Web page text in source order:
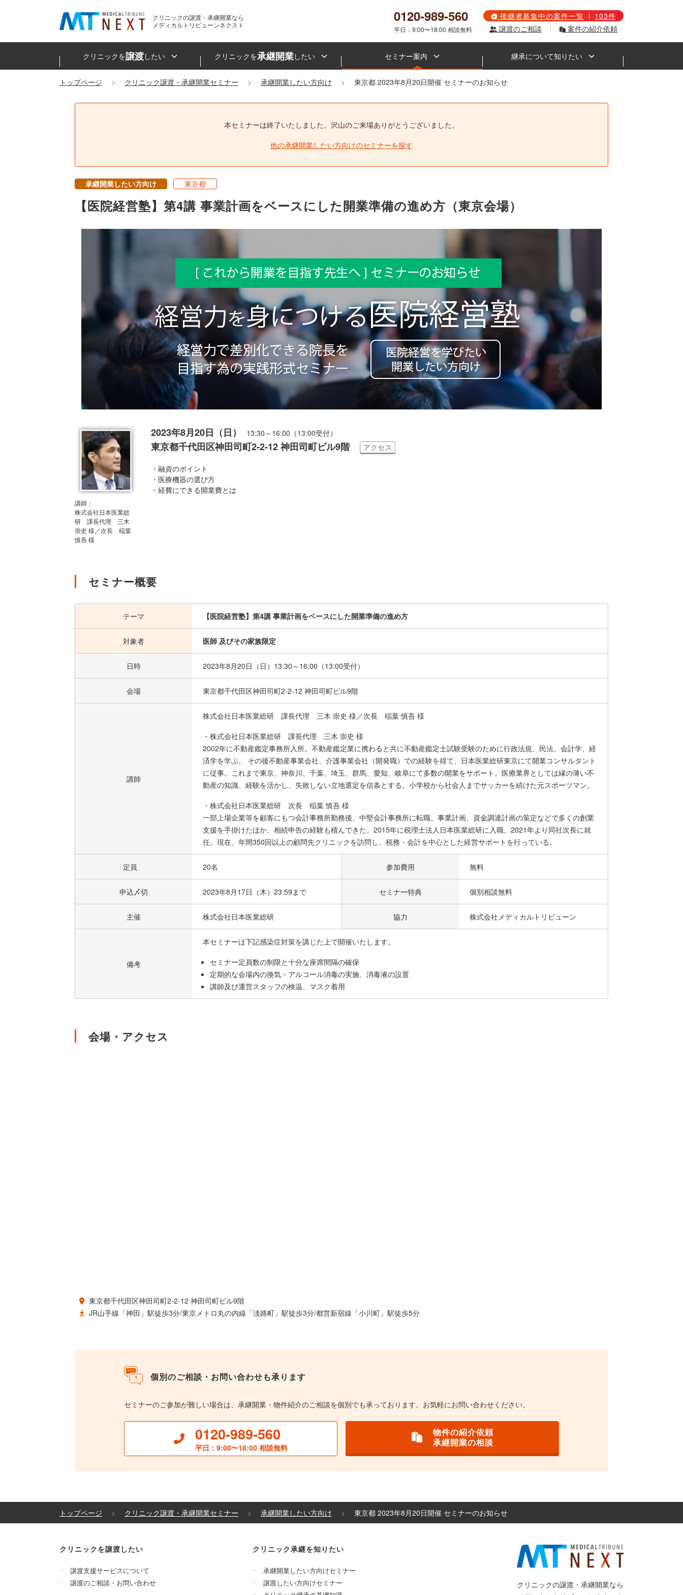
クリニックの譲渡・承継開業なら
メディカルトリビューンネクスト
0120-989-560
平日：9:00〜18:00 相談無料
後継者募集中の案件一覧
103件
譲渡のご相談
案件の紹介依頼
クリニックを譲渡したい クリニックを承継開業したい セミナー案内 継承について知りたい
トップページ クリニック譲渡・承継開業セミナー 承継開業したい方向け 東京都 2023年8月20日開催 セミナーのお知らせ
本セミナーは終了いたしました。 沢山のご来場ありがとうございました。
他の承継開業したい方向けのセミナーを探す
承継開業したい方向け 東京都
【医院経営塾】第4講 事業計画をベースにした開業準備の進め方（東京会場）
講師：
株式会社日本医業総
研 課長代理 三木
崇史 様／次長 稲葉
慎吾 様
2023年8月20日（日） 13:30～16:00（13:00受付）
東京都千代田区神田司町2-2-12 神田司町ビル9階 アクセス
・融資のポイント
・医療機器の選び方
・経費にできる開業費とは
セミナー概要
テーマ 【医院経営塾】第4講 事業計画をベースにした開業準備の進め方
対象者 医師 及びその家族限定
日時 2023年8月20日（日） 13:30～16:00（13:00受付）
会場 東京都千代田区神田司町2-2-12 神田司町ビル9階
講師
株式会社日本医業総研 課長代理 三木 崇史 様／次長 稲葉 慎吾 様
・株式会社日本医業総研 課長代理 三木 崇史 様
2002年に不動産鑑定事務所入所。不動産鑑定業に携わると共に不動産鑑定士試験受験のために行政法規、民法、会計学、経
済学を学ぶ。 その後不動産事業会社、介護事業会社（開発職）での経験を得て、日本医業総研東京にて開業コンサルタント
に従事。これまで東京、神奈川、千葉、埼玉、群馬、愛知、岐阜にて多数の開業をサポート。医療業界としては縁の薄い不
動産の知識、経験を活かし、失敗しない立地選定を信条とする。小学校から社会人までサッカーを続けた元スポーツマン。
・株式会社日本医業総研 次長 稲葉 慎吾 様
一部上場企業等を顧客にもつ会計事務所勤務後、中堅会計事務所に転職。事業計画、資金調達計画の策定などで多くの創業
支援を手掛けたほか、相続申告の経験も積んできた。2015年に税理士法人日本医業総研に入職。2021年より同社次長に就
任。現在、年間350回以上の顧問先クリニックを訪問し、税務・会計を中心とした経営サポートを行っている。
定員 20名 参加費用 無料
申込〆切 2023年8月17日（木）23:59まで セミナー特典 個別相談無料
主催 株式会社日本医業総研 協力 株式会社メディカルトリビューン
備考
本セミナーは下記感染症対策を講じた上で開催いたします。
セミナー定員数の制限と十分な座席間隔の確保
定期的な会場内の換気・アルコール消毒の実施、消毒液の設置
講師及び運営スタッフの検温、マスク着用
会場・アクセス
東京都千代田区神田司町2-2-12 神田司町ビル9階
JR山手線「神田」駅徒歩3分/東京メトロ丸の内線「淡路町」駅徒歩3分/都営新宿線「小川町」駅徒歩5分
個別のご相談・お問い合わせも承ります
セミナーのご参加が難しい場合は、承継開業・物件紹介のご相談を個別でも承っております。お気軽にお問い合わせください。
0120-989-560
平日：9:00〜18:00 相談無料
物件の紹介依頼
承継開業の相談
トップページ クリニック譲渡・承継開業セミナー 承継開業したい方向け 東京都 2023年8月20日開催 セミナーのお知らせ
クリニックを譲渡したい
譲渡支援サービスについて
譲渡のご相談・お問い合わせ
クリニック承継を知りたい
承継開業したい方向けセミナー
譲渡したい方向けセミナー
クリニックの譲渡・承継開業なら